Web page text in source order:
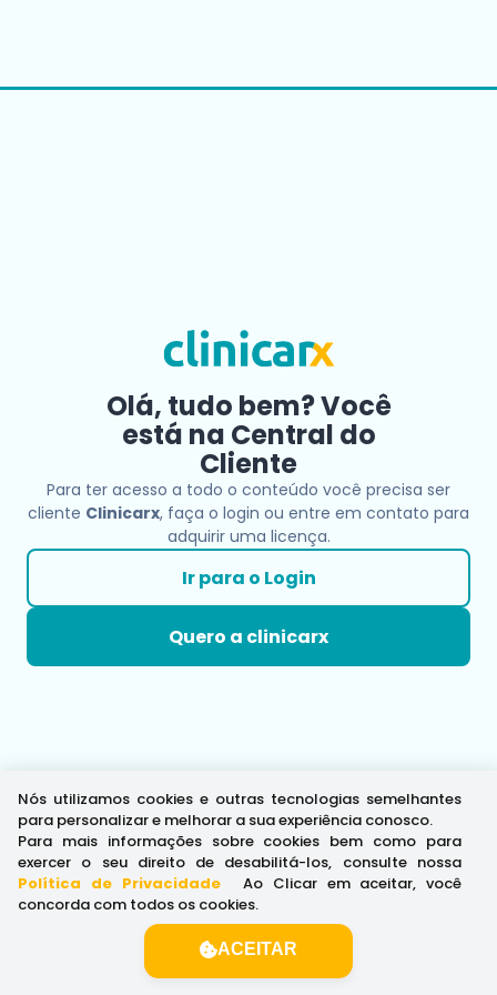
Olá, tudo bem? Você
está na Central do
Cliente
Para ter acesso a todo o conteúdo você precisa ser
cliente Clinicarx, faça o login ou entre em contato para
adquirir uma licença.
Ir para o Login
Quero a clinicarx
Nós utilizamos cookies e outras tecnologias semelhantes
para personalizar e melhorar a sua experiência conosco.
Para mais informações sobre cookies bem como para
exercer o seu direito de desabilitá-los, consulte nossa
Política de Privacidade.
Ao Clicar em aceitar, você
concorda com todos os cookies.
ACEITAR